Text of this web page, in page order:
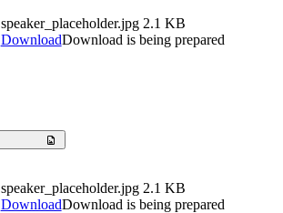
speaker_placeholder.jpg 2.1 KB
DownloadDownload is being prepared
speaker_placeholder.jpg 2.1 KB
DownloadDownload is being prepared